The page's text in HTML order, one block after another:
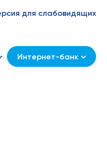
для слабовидящих
Интернет-банк